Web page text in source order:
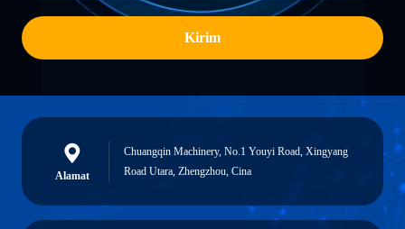
Kirim
Alamat
Chuangqin Machinery, No.1 Youyi Road, Xingyang
Road Utara, Zhengzhou, Cina